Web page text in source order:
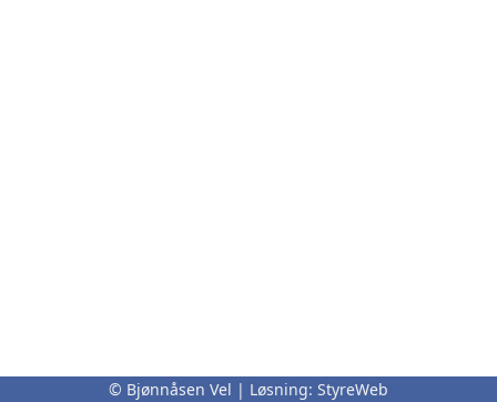
© Bjønnåsen Vel | Løsning: StyreWeb